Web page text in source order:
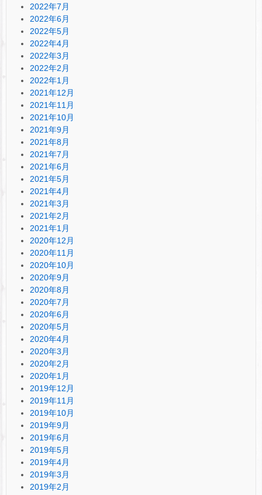
2022年7月
2022年6月
2022年5月
2022年4月
2022年3月
2022年2月
2022年1月
2021年12月
2021年11月
2021年10月
2021年9月
2021年8月
2021年7月
2021年6月
2021年5月
2021年4月
2021年3月
2021年2月
2021年1月
2020年12月
2020年11月
2020年10月
2020年9月
2020年8月
2020年7月
2020年6月
2020年5月
2020年4月
2020年3月
2020年2月
2020年1月
2019年12月
2019年11月
2019年10月
2019年9月
2019年6月
2019年5月
2019年4月
2019年3月
2019年2月